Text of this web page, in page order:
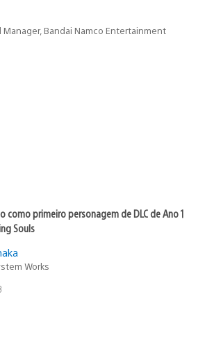
Bandai Namco Entertainment
como primeiro personagem de DLC de Ano 1
Souls
Works